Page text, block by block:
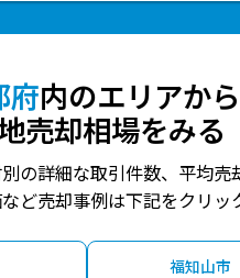
府内のエリアから
売却相場をみる
の詳細な取引件数、平均売
ど売却事例は下記をクリッ
福知山市